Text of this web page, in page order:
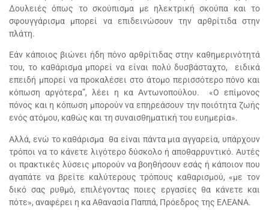
Δουλειές όπως το σκούπισμα με ηλεκτρική σκούπα και το
σφουγγάρισμα μπορεί να επιδεινώσουν την αρθρίτιδα στην
πλάτη.
Εάν κάποιος βιώνει ήδη πόνο αρθρίτιδας στην καθημερινότητά
του, το καθάρισμα μπορεί να είναι πολύ δυσβάσταχτο, ειδικά
επειδή μπορεί να προκαλέσει στο άτομο περισσότερο πόνο και
κόπωση αργότερα”, λέει η κα Αντωνοπούλου. «Ο επίμονος
πόνος και η κόπωση μπορούν να επηρεάσουν την ποιότητα ζωής
ενός ατόμου, καθώς και τη συναισθηματική του ευημερία».
Αλλά, ενώ το καθάρισμα θα είναι πάντα μια αγγαρεία, υπάρχουν
τρόποι να το κάνετε λιγότερο δύσκολο ή αποθαρρυντικό. Αυτές
οι πρακτικές λύσεις μπορούν να βοηθήσουν εσάς ή κάποιον που
αγαπάτε να βρείτε καλύτερους τρόπους καθαρισμού, «με τον
δικό σας ρυθμό, επιλέγοντας ποιες εργασίες θα κάνετε και
πότε», αναφέρει η κα Αθανασία Παππά, Πρόεδρος της ΕΛΕΑΝΑ.